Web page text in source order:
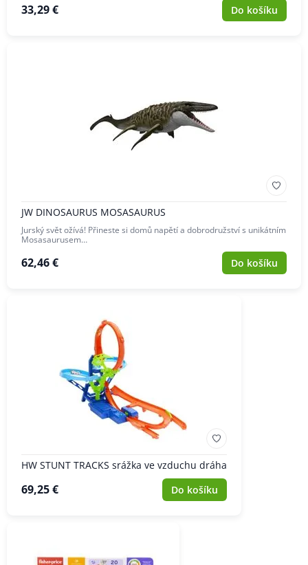
33,29 € Do košíku
JW DINOSAURUS MOSASAURUS
Jurský svět ožívá! Přineste si domů napětí a dobrodružství s unikátním
Mosasaurusem…
62,46 € Do košíku
HW STUNT TRACKS srážka ve vzduchu dráha
69,25 € Do košíku